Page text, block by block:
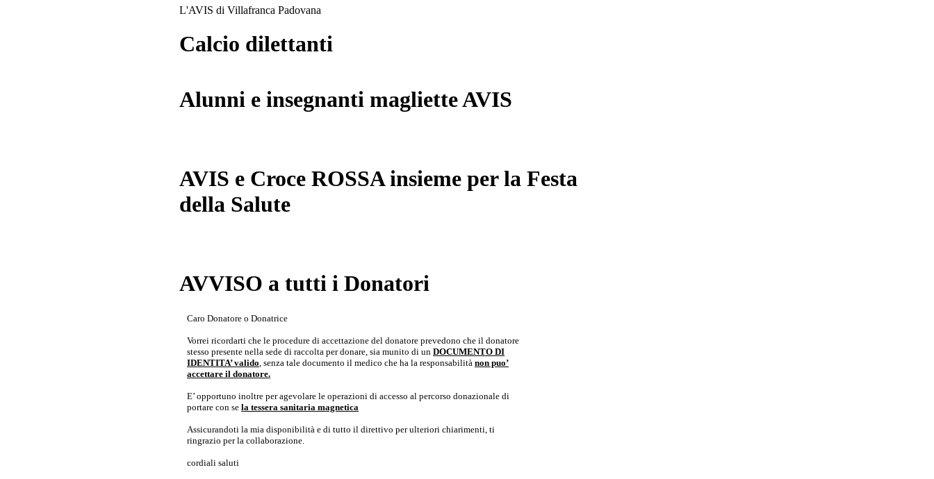
L'AVIS di Villafranca Padovana
Calcio dilettanti
Alunni e insegnanti magliette AVIS
AVIS e Croce ROSSA insieme per la Festa
della Salute
AVVISO a tutti i Donatori
Caro Donatore o Donatrice
Vorrei ricordarti che le procedure di accettazione del donatore prevedono che il donatore
stesso presente nella sede di raccolta per donare, sia munito di un DOCUMENTO DI
IDENTITA’ valido, senza tale documento il medico che ha la responsabilità non puo’
accettare il donatore.
E’ opportuno inoltre per agevolare le operazioni di accesso al percorso donazionale di
portare con se la tessera sanitaria magnetica
Assicurandoti la mia disponibilità e di tutto il direttivo per ulteriori chiarimenti, ti
ringrazio per la collaborazione.
cordiali saluti